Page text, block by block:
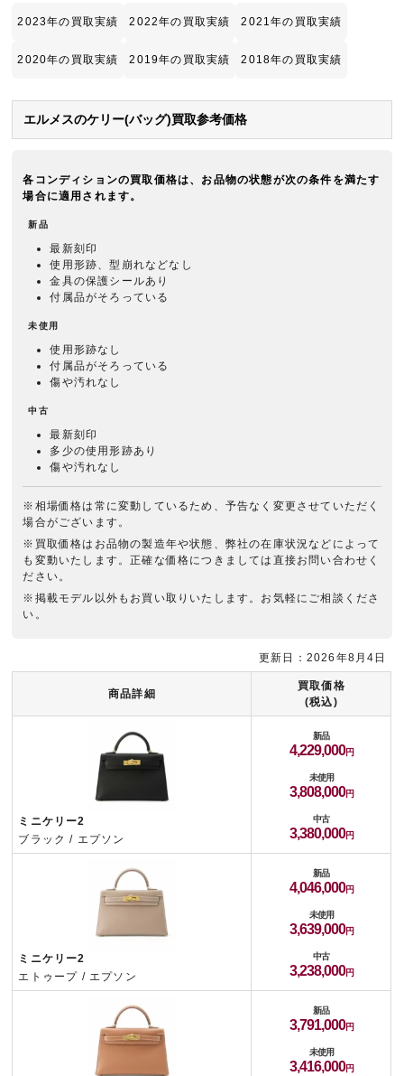
2023年の買取実績 2022年の買取実績 2021年の買取実績
2020年の買取実績 2019年の買取実績 2018年の買取実績
エルメスのケリー(バッグ)買取参考価格
各コンディションの買取価格は、お品物の状態が次の条件を満たす
場合に適用されます。
新品
最新刻印
使用形跡、型崩れなどなし
金具の保護シールあり
付属品がそろっている
未使用
使用形跡なし
付属品がそろっている
傷や汚れなし
中古
最新刻印
多少の使用形跡あり
傷や汚れなし
※相場価格は常に変動しているため、予告なく変更させていただく
場合がございます。
※買取価格はお品物の製造年や状態、弊社の在庫状況などによって
も変動いたします。正確な価格につきましては直接お問い合わせく
ださい。
※掲載モデル以外もお買い取りいたします。お気軽にご相談くださ
い。
商品詳細
買取価格
(税込)
ミニケリー2
ブラック / エプソン
新品
4,229,000
未使用
3,808,000
中古
3,380,000
ミニケリー2
エトゥープ / エプソン
新品
4,046,000
未使用
3,639,000
中古
3,238,000
新品
3,791,000
未使用
3,416,000
更新日：2026年8月4日